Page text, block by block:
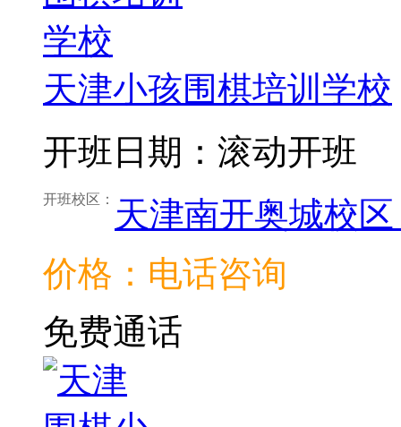
天津小孩围棋培训学校
开班日期：滚动开班
开班校区： 天津南开奥城校区
价格：电话咨询
免费通话